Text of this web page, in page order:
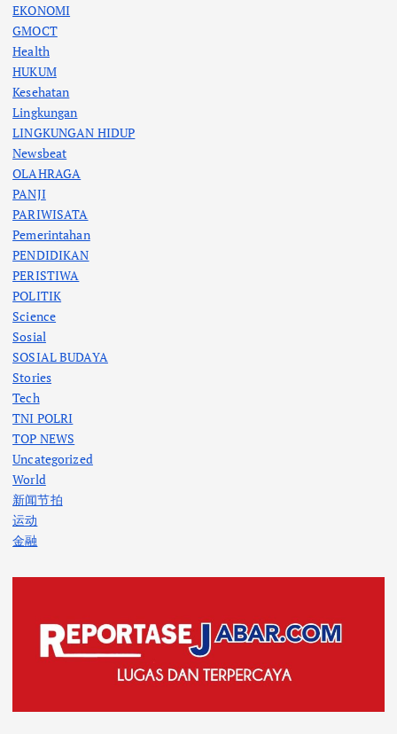
EKONOMI
GMOCT
Health
HUKUM
Kesehatan
Lingkungan
LINGKUNGAN HIDUP
Newsbeat
OLAHRAGA
PANJI
PARIWISATA
Pemerintahan
PENDIDIKAN
PERISTIWA
POLITIK
Science
Sosial
SOSIAL BUDAYA
Stories
Tech
TNI POLRI
TOP NEWS
Uncategorized
World
新闻节拍
运动
金融